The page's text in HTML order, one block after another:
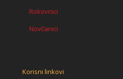
Rokovnici
Novčanici
Korisni linkovi